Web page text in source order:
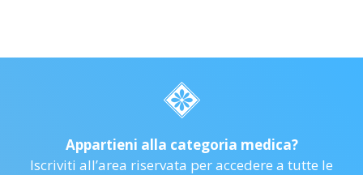
Appartieni alla categoria medica?
Iscriviti all’area riservata per accedere a tutte le